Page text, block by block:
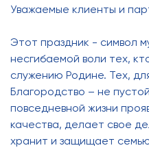
Уважаемые клиенты и
Этот праздник - символ
несгибаемой воли тех,
служению Родине. Тех,
Благородство – не
повседневной жизни
качества, делает свое
хранит и защищает